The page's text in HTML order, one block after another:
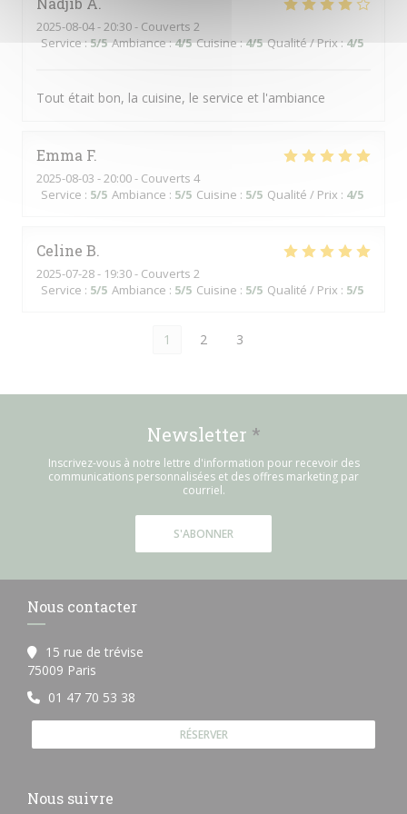
2025-08-04- 20:30 - Couverts 2
Service:5/5 Ambiance:4/5 Cuisine:4/5 Qualité / Prix: 4/5
Tout était bon, la cuisine, le service et l'ambiance
Emma F
2025-08-03 - 20:00 - Couverts 4
Service : 5/5 Ambiance : 5/5 Cuisine : 5/5 Qualité / Prix : 4/5
Celine B
2025-07-28- 19:30 - Couverts 2
Service : 5/5 Ambiance : 5/5 Cuisine : 5/5 Qualité / Prix : 5/5
1 2 3
Newsletter *
Inscrivez-vous à notre lettre d'information pour recevoir des
communications personnalisées et des offres marketing par
courriel.
S'ABONNER
Nous contacter
15 rue de trévise
75009 Paris
01 47 70 53 38
RÉSERVER
Nous suivre